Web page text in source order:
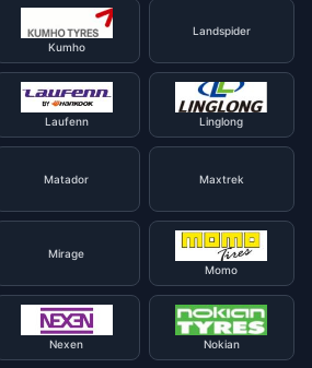
Kumho
Landspider
Laufenn
Linglong
Matador Maxtrek
Mirage
Momo
Nexen Nokian